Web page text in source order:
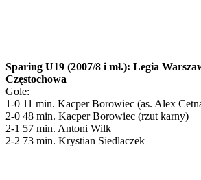
Sparing U19 (2007/8 i mł.): Legia
Częstochowa
Gole:
1-0 11 min. Kacper Borowiec (as. Alex
2-0 48 min. Kacper Borowiec (rzut karny)
2-1 57 min. Antoni Wilk
2-2 73 min. Krystian Siedlaczek